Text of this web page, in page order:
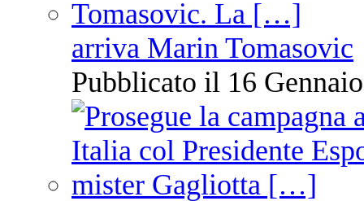
arriva Marin Tomasovic
Pubblicato il 16